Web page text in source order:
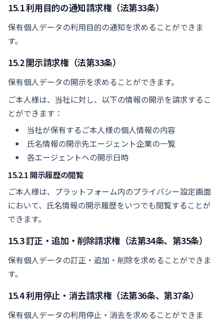
15.1 利用目的の通知請求権（法第33条）
保有個人データの利用目的の通知を求めることができま
す。
15.2 開示請求権（法第33条）
保有個人データの開示を求めることができます。
ご本人様は、当社に対し、以下の情報の開示を請求するこ
とができます：
当社が保有するご本人様の個人情報の内容
氏名情報の開示先エージェント企業の一覧
各エージェントへの開示日時
15.2.1 開示履歴の閲覧
ご本人様は、プラットフォーム内のプライバシー設定画面
において、氏名情報の開示履歴をいつでも閲覧することが
できます。
15.3 訂正・追加・削除請求権（法第34条、第35条）
保有個人データの訂正・追加・削除を求めることができま
す。
15.4 利用停止・消去請求権（法第36条、第37条）
保有個人データの利用停止・消去を求めることができま